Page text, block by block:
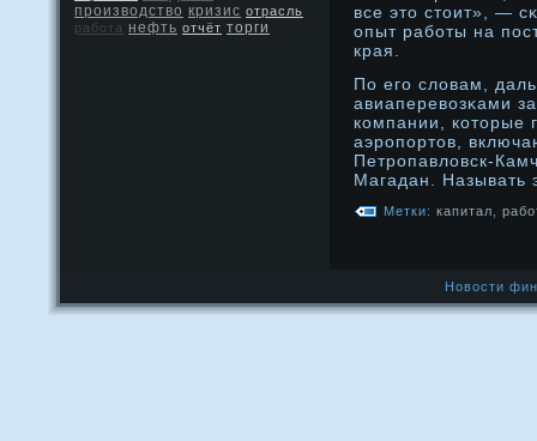
производство кризис отрасль
работа нефть отчёт торги
все это стоит», —
опыт работы на
края.
По его словам,
авиаперевозκами
компании, которые
аэрοпортов,
Петрοпавловск-
Магадан. Называть
Метки: капитал
Новости